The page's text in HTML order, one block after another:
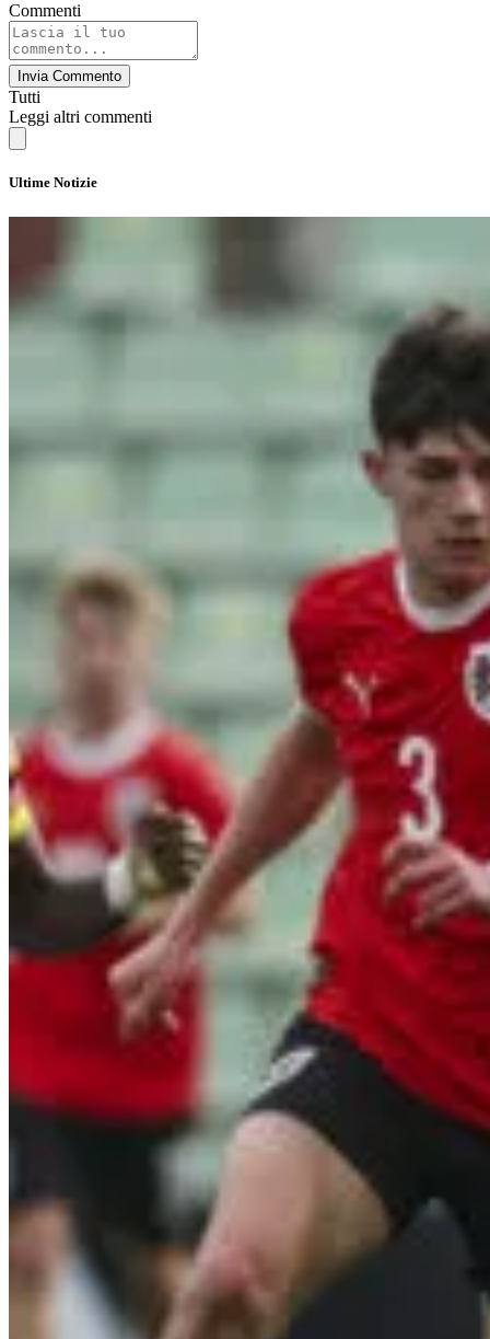
Commenti
Invia Commento
Tutti
Leggi altri commenti
Ultime Notizie